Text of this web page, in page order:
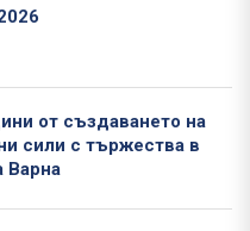
от създаването на
сили с тържества в
Варна